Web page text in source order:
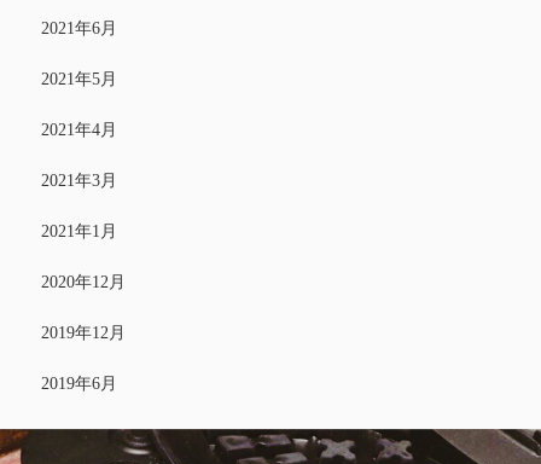
2021年6月
2021年5月
2021年4月
2021年3月
2021年1月
2020年12月
2019年12月
2019年6月